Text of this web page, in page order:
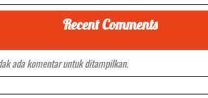
Recent Comments
ada komentar untuk ditampilkan.